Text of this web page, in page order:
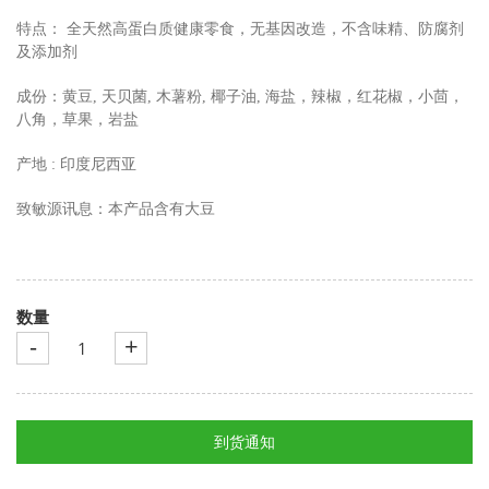
特点： 全天然高蛋白质健康零食，无基因改造，不含味精、防腐剂
及添加剂
成份：黄豆, 天贝菌, 木薯粉, 椰子油, 海盐，辣椒，红花椒，小茴，
八角，草果，岩盐
产地 : 印度尼西亚
致敏源讯息：本产品含有大豆
数量
- +
到货通知